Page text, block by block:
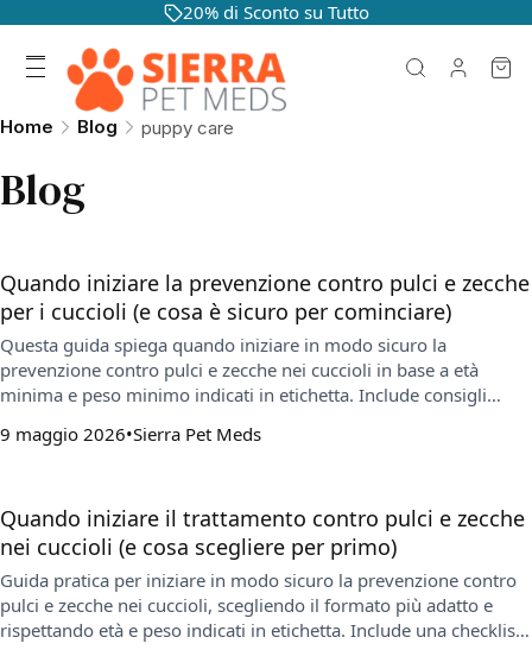
20% di Sconto su Tutto
Home Blog puppy care
Blog
Quando iniziare la prevenzione contro pulci e zecche
per i cuccioli (e cosa è sicuro per cominciare)
Questa guida spiega quando iniziare in modo sicuro la
prevenzione contro pulci e zecche nei cuccioli in base a età
minima e peso minimo indicati in etichetta. Include consigli
scegliere il formato più adatto e come mantenere una routine
9 maggio 2026 Sierra Pet Meds
Quando iniziare il trattamento contro pulci e zecche
nei cuccioli (e cosa scegliere per primo)
Guida pratica per iniziare in modo sicuro la prevenzione contro
pulci e zecche nei cuccioli, scegliendo il formato più adatto e
rispettando età e peso indicati in etichetta. Include una checklist